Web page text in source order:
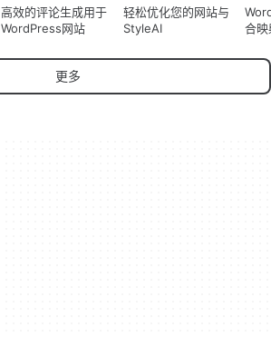
高效的评论生成用于
WordPress网站
轻松优化您的网站与
StyleAI
合
更多